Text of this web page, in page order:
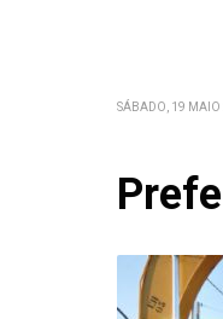
SÁBADO, 19 MAIO